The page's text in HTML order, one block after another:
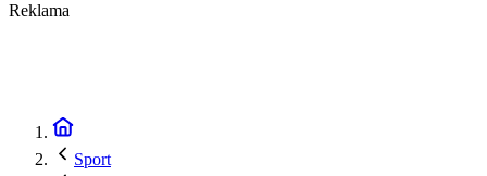
Reklama
Sport